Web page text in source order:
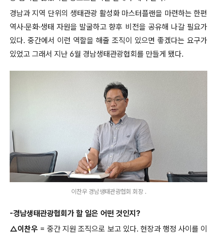
경남과 지역 단위의 생태관광 활성화 마스터플랜을 마련하는 한편
역사·문화·생태 자원을 발굴하고 향후 비전을 공유해 나갈 필요가
있다. 중간에서 이런 역할을 해줄 조직이 있으면 좋겠다는 요구가
있었고 그래서 지난 6월 경남생태관광협회를 만들게 됐다.
이찬우 경남생태관광협회 회장 .
-경남생태관광협회가 할 일은 어떤 것인지 ?
△이찬우 =중간 지원 조직으로 보고 있다. 현장과 행정 사이를 이